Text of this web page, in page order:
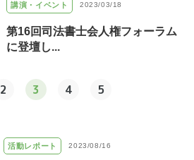
講演・イベント 2023/03/18
第16回司法書士会人権フォーラム
に登壇し...
2 3 4 5
活動レポート 2023/08/16